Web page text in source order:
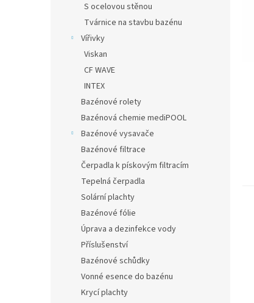
S ocelovou stěnou
Tvárnice na stavbu bazénu
Vířivky
Viskan
CF WAVE
INTEX
Bazénové rolety
Bazénová chemie mediPOOL
Bazénové vysavače
Bazénové filtrace
Čerpadla k pískovým filtracím
Tepelná čerpadla
Solární plachty
Bazénové fólie
Úprava a dezinfekce vody
Příslušenství
Bazénové schůdky
Vonné esence do bazénu
Krycí plachty